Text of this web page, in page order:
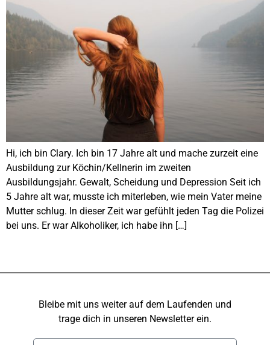
Hi, ich bin Clary. Ich bin 17 Jahre alt und mache zurzeit eine
Ausbildung zur Köchin/Kellnerin im zweiten
Ausbildungsjahr. Gewalt, Scheidung und Depression Seit ich
5 Jahre alt war, musste ich miterleben, wie mein Vater meine
Mutter schlug. In dieser Zeit war gefühlt jeden Tag die Polizei
bei uns. Er war Alkoholiker, ich habe ihn […]
Bleibe mit uns weiter auf dem Laufenden und
trage dich in unseren Newsletter ein.